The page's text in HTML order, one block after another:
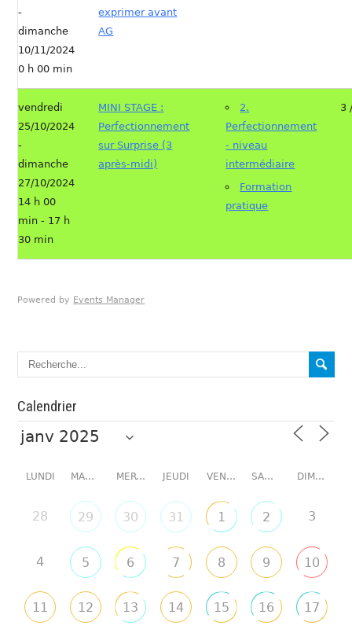
-
dimanche
10/11/2024
0 h 00 min
exprimer avant
AG
vendredi
25/10/2024
-
dimanche
27/10/2024
14 h 00
min - 17 h
30 min
MINI STAGE :
Perfectionnement
sur Surprise (3
après-midi)
2.
Perfectionnement
- niveau
intermédiaire
Formation
pratique
3
Powered by Events Manager
Calendrier
LUNDI MARDI MERCREDI JEUDI VENDREDI SAMEDI DIMANCHE
28 29 30 31 1 2 3
4 5 6 7 8 9 10
11 12 13 14 15 16 17